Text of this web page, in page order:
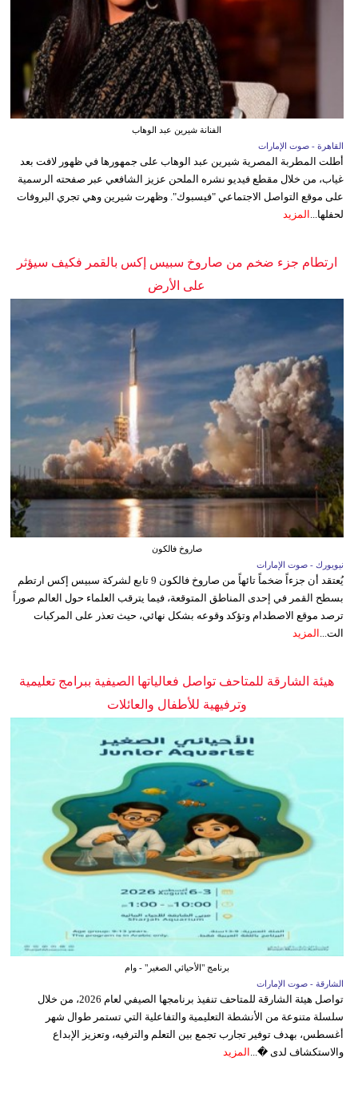
الفنانة شيرين عبد الوهاب
القاهرة - صوت الإمارات
أطلت المطربة المصرية شيرين عبد الوهاب على جمهورها في ظهور لافت بعد
غياب، من خلال مقطع فيديو نشره الملحن عزيز الشافعي عبر صفحته الرسمية
على موقع التواصل الاجتماعي "فيسبوك". وظهرت شيرين وهي تجري البروفات
لحفلها... المزيد
ارتطام جزء ضخم من صاروخ سبيس إكس بالقمر فكيف سيؤثر
على الأرض
صاروخ فالكون
نيويورك - صوت الإمارات
يُعتقد أن جزءاً ضخماً تائهاً من صاروخ فالكون 9 تابع لشركة سبيس إكس ارتطم
بسطح القمر في إحدى المناطق المتوقعة، فيما يترقب العلماء حول العالم صوراً
ترصد موقع الاصطدام وتؤكد وقوعه بشكل نهائي، حيث تعذر على المركبات
الت...
المزيد
هيئة الشارقة للمتاحف تواصل فعالياتها الصيفية ببرامج تعليمية
وترفيهية للأطفال والعائلات
برنامج "الأحيائي الصغير" - وام
الشارقة - صوت الإمارات
تواصل هيئة الشارقة للمتاحف تنفيذ برنامجها الصيفي لعام 2026، من خلال
سلسلة متنوعة من الأنشطة التعليمية والتفاعلية التي تستمر طوال شهر
أغسطس، بهدف توفير تجارب تجمع بين التعلم والترفيه، وتعزيز الإبداع
والاستكشاف لدى �... المزيد